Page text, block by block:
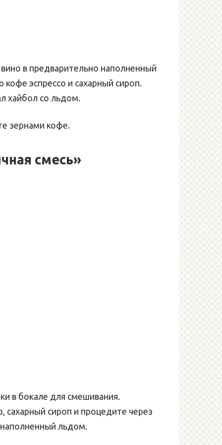
в предварительно наполненный
эспрессо и сахарный сироп.
хайбол со льдом.
зернами кофе.
смесь»
в бокале для смешивания.
сахарный сироп и процедите через
наполненный льдом.